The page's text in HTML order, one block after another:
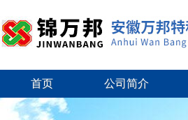
首页 公司简介